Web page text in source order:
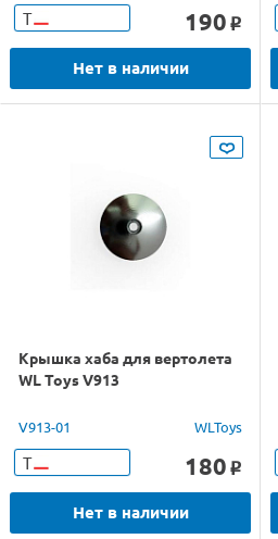
Т 190 o
Нет в наличии
Крышка хаба для вертолета
WL Toys V913
V913-01 WLToys
Т 180 o
Нет в наличии